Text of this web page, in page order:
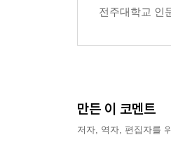
전주대학교 인
만든 이 코멘트
저자, 역자, 편집자를